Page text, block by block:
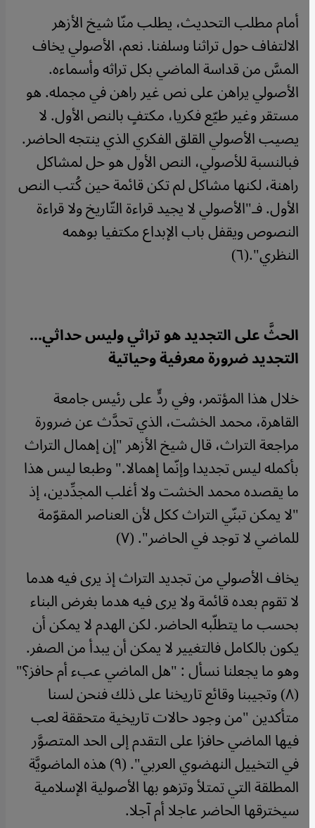
أمام مطلب التحديث، يطلب منّا شيخ الأزهر
الالتفاف حول تراثنا وسلفنا. نعم، الأصولي يخاف
المسَّ من قداسة الماضي بكل تراثه وأسماءه.
الأصولي يراهن على نص غير راهن في مجمله. هو
مستقر وغير طيّع فكريا، مكتفٍ بالنص الأول. لا
يصيب الأصولي القلق الفكري الذي ينتجه الحاضر.
فبالنسبة للأصولي، النص الأول هو حل لمشاكل
راهنة، لكنها مشاكل لم تكن قائمة حين كُتب النص
الأول. فـ"الأصولي لا يجيد قراءة التّاريخ ولا قراءة
النصوص ويقفل باب الإبداع مكتفيا بوهمه
النظري".(٦)
الحثَّ على التجديد هو تراثي وليس حداثي...
التجديد ضرورة معرفية وحياتية
خلال هذا المؤتمر، وفي ردٍّ على رئيس جامعة
القاهرة، محمد الخشت، الذي تحدَّث عن ضرورة
مراجعة التراث، قال شيخ الأزهر "إن إهمال التراث
بأكمله ليس تجديدا وإنّما إهمالا." وطبعا ليس هذا
ما يقصده محمد الخشت ولا أغلب المجدِّدين، إذ
"لا يمكن تبنّي التراث ككل لأن العناصر المقوّمة
للماضي لا توجد في الحاضر". (٧)
يخاف الأصولي من تجديد التراث إذ يرى فيه هدما
لا تقوم بعده قائمة ولا يرى فيه هدما بغرض البناء
بحسب ما يتطلّبه الحاضر. لكن الهدم لا يمكن أن
يكون بالكامل فالتغيير لا يمكن أن يبدأ من الصفر.
وهو ما يجعلنا نسأل : "هل الماضي عبء أم حافز؟"
(٨) وتجيبنا وقائع تاريخنا على ذلك فنحن لسنا
متأكدين "من وجود حالات تاريخية متحققة لعب
فيها الماضي حافزا على التقدم إلى الحد المتصوَّر
في التخييل النهضوي العربي". (٩) هذه الماضويَّة
المطلقة التي تمتلأ وتزهو بها الأصولية الإسلامية
سيخترقها الحاضر عاجلا أم آجلا.